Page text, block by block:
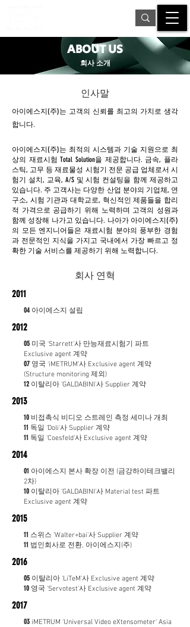
ABOUT US
회사 소개
인사말
​아이에스지(주)는 고객의 신뢰를 최고의 가치로 생각
합니다.
아이에스지(주)는 최적의 시스템과 기술 지원으로 최
상의 재료시험 Total Solution을 제공합니다. 금속, 플라
스틱, 고무 등 재료물성 시험기 전문 공급 업체로서 시
험기 설치, 교육, A/S 및 시험 컨설팅을 함께 제공하고
있습니다. 주 고객사는 다양한 산업 분야의 기업체, 연
구소, 시험 기관과 대학교로, 혁신적인 제품들을 합리
적 가격으로 공급하기 위해 노력하며 고객의 성원과
함께 성장해 나가고 있습니다. 나아가 아이에스지(주)
의 모든 엔지니어들은 재료시험 분야의 풍부한 경험
과 전문적인 지식을 가지고 국내에서 가장 빠르고 정
확한 기술 서비스를 제공하기 위해 노력합니다.
회사 연혁
2011
04아이에스지 설립
2012
05 미국 'Starrett'사 만능재료시험기 파트
Exclusive agent 계약
07 영국 'iMETRUM'사 Exclusive agent 계약
(Structure monitoring 제외)
12 이탈리아 'GALDABINI'사 Supplier 계약
2013
10 비접촉식 비디오 스트레인 측정 세미나 개최
11 독일 'Doli'사 Supplier 계약
11 독일 'Coesfeld'사 Exclusive agent 계약
2014
01 아이에스지 본사 확장 이전 (금강하이테크밸리
2차)
10 이탈리아 'GALDABINI'사 Material test 파트
Exclusive agent 계약
2015
11 스위스 'Walter+bai'사 Supplier 계약
11 법인회사로 전환, 아이에스지(주)
2016
05 이탈리아 'LiTeM'사 Exclusive agent 계약
10 영국 'Servotest'사 Exclusive agent 계약
2017
03 iMETRUM 'Universal Video eXtensometer' Asia